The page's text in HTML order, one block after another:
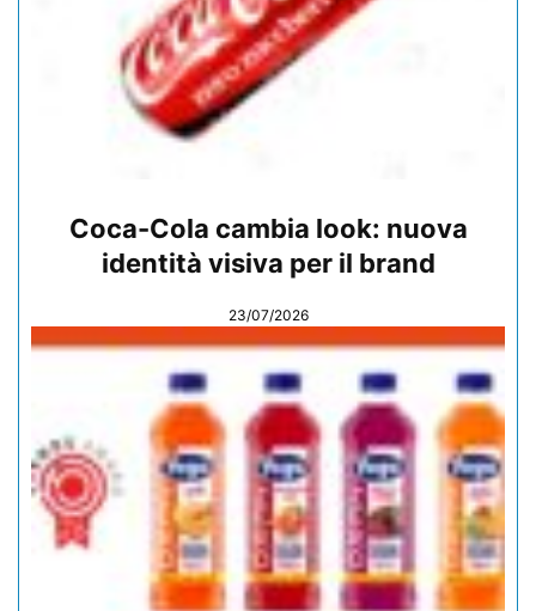
Coca-Cola cambia look: nuova
identità visiva per il brand
23/07/2026